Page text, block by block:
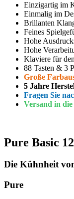
Einzigartig im
Einmalig im
Brillanten
Feines
Hohe
Hohe
Klaviere für
88 Tasten & 3
Große
5 Jahre
Fragen Sie
Versand in
Pure Basic
Die Kühnheit
Pure